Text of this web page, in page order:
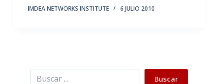
IMDEA NETWORKS INSTITUTE 6 JULIO 2010
Buscar Buscar